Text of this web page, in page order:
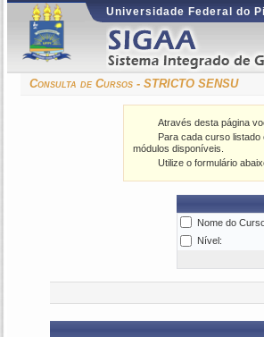
Universidade Federal do
Consulta de Cursos - STRICTO SENSU
Através desta página
Para cada curso
módulos disponíveis.
Utilize o formulário
Nome do
Nível: